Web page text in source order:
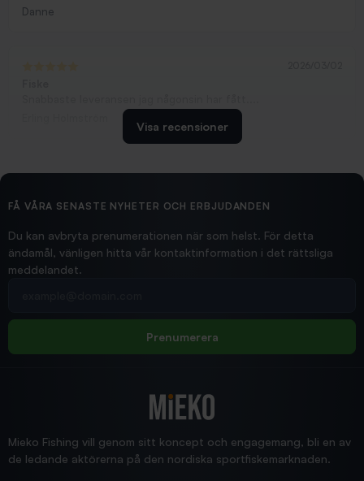
Danne
2026/02/19
Hittade exakt vad jag behövde. Snabb och bra...
Jensa
Visa recensioner
FÅ VÅRA SENASTE NYHETER OCH ERBJUDANDEN
Du kan avbryta prenumerationen när som helst. För detta
ändamål, vänligen hitta vår kontaktinformation i det rättsliga
meddelandet.
Prenumerera
Mieko Fishing vill genom sitt koncept och engagemang, bli en av
de ledande aktörerna på den nordiska sportfiskemarknaden.